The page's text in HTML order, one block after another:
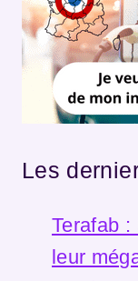
Les
Terafab
leur